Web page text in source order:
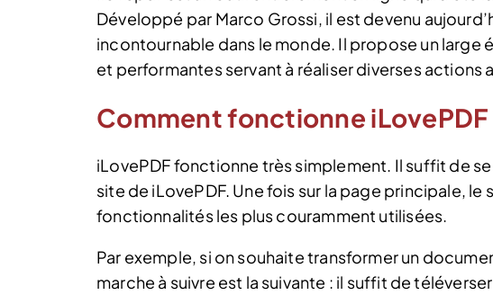
Développé par Marco Grossi, il est devenu
incontournable dans le monde. Il propose un large
et performantes servant à réaliser diverses actions
Comment fonctionne iLovePDF
iLovePDF fonctionne très simplement. Il suffit de
site de iLovePDF. Une fois sur la page principale,
fonctionnalités les plus couramment utilisées.
Par exemple, si on souhaite transformer un
marche à suivre est la suivante : il suffit de